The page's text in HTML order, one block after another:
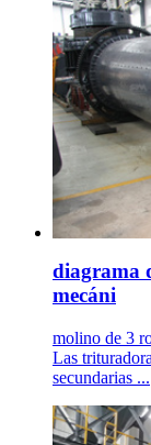
diagrama
mecáni
molino de 3
Las
secundarias ...